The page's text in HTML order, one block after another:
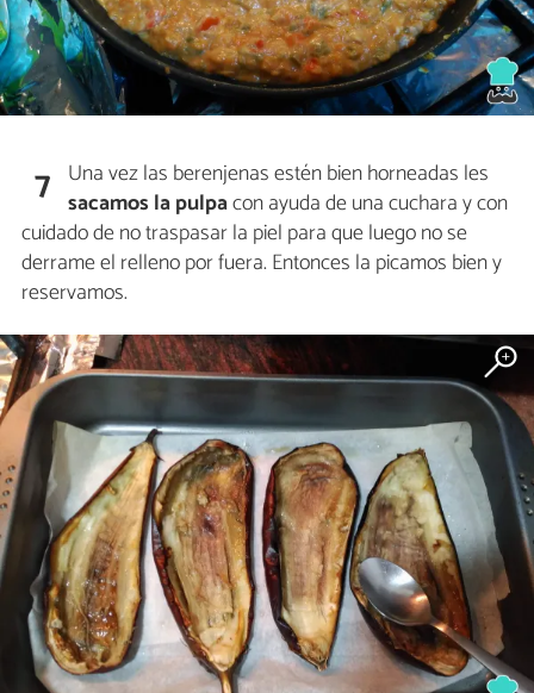
7 Una vez las berenjenas estén bien horneadas les
sacamos la pulpacon ayuda de una cuchara y con
cuidado de no traspasar la piel para que luego no se
derrame el relleno por fuera. Entonces la picamos bien y
reservamos.